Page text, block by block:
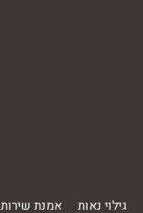
גילוי נאות אמנת שירות